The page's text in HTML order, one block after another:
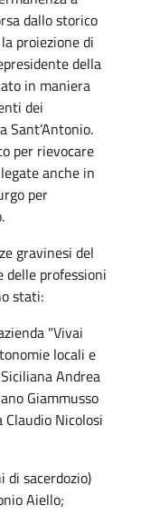
dallo storico
proiezione di
della
in maniera
dei
Sant’Antonio.
per rievocare
anche in
per
gravinesi del
delle professioni
stati:
"Vivai
locali e
Andrea
Giammusso
Nicolosi
di sacerdozio)
Aiello;